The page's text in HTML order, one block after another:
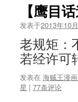
【鹰目
发表于2013年10
老规矩：
若经许可
发表在 海贼王漫
星 | 77条评论